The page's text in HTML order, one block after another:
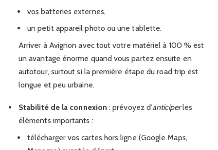
vos batteries externes,
un petit appareil photo ou une tablette.
Arriver à Avignon avec tout votre matériel à 100 % est
un avantage énorme quand vous partez ensuite en
autotour, surtout si la première étape du road trip est
longue et peu urbaine.
Stabilité de la connexion : prévoyez d’anticiperles
éléments importants :
télécharger vos cartes hors ligne (Google Maps,